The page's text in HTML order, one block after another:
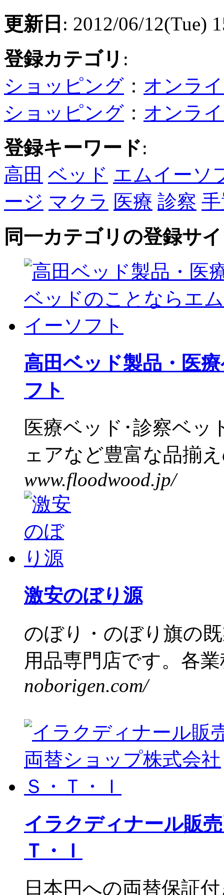
更新日 : 2012/06/12(Tue)
登録カテゴリ :
ショッピング ： オンラ
ショッピング ： オンラ
登録キーワード:
高田 ベッド エムイーソ
ージ マクラ 医療 診察
同一カテゴリの登録サ
高田ベッド製品・医
フト
医療ベッド･診察ベッ
ェアなど豊富な品揃
www.floodwood.jp/
激安のぼり源
のぼり・のぼり旗の
用品専門店です。各
noborigen.com/
イラクディナール販
Ｔ・Ｉ
日本円への両替保証